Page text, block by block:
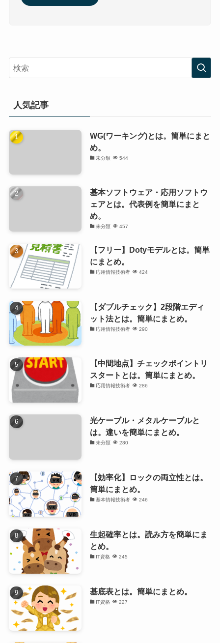
人気記事
WG(ワーキング)とは。簡単にまと
め。
未分類 544
基本ソフトウェア・応用ソフトウ
ェアとは。代表例を簡単にまと
め。
未分類 457
【フリー】Dotyモデルとは。簡単
にまとめ。
応用情報技術者 424
【ダブルチェック】2段階エディ
ット法とは。簡単にまとめ。
応用情報技術者 290
【中間地点】チェックポイントリ
スタートとは。簡単にまとめ。
応用情報技術者 286
光ケーブル・メタルケーブルと
は。違いを簡単にまとめ。
未分類 280
【効率化】ロックの両立性とは。
簡単にまとめ。
基本情報技術者 246
生起確率とは。読み方を簡単にま
とめ。
IT資格 245
基底表とは。簡単にまとめ。
IT資格 227